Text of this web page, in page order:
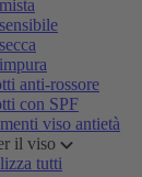
anti-rossore
con SPF
viso antietà
il viso
tutti